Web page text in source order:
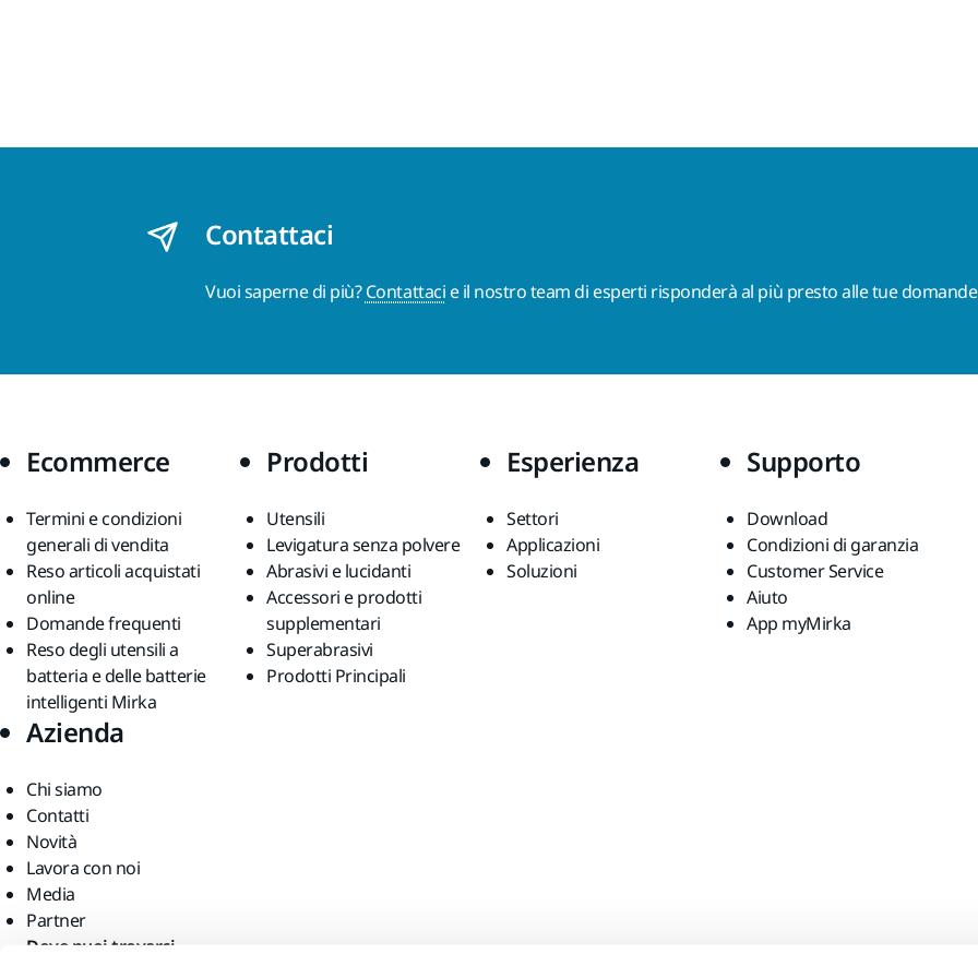
Contattaci
Vuoi saperne di più?Contattaci e il nostro team di esperti risponderà al più presto alle tue
Ecommerce
Termini e condizioni
generali di vendita
Reso articoli acquistati
online
Domande frequenti
Reso degli utensili a
batteria e delle batterie
intelligenti Mirka
Prodotti
Utensili
Levigatura senza polvere
Abrasivi e lucidanti
Accessori e prodotti
supplementari
Superabrasivi
Prodotti Principali
Esperienza
Settori
Applicazioni
Soluzioni
Supporto
Download
Condizioni di garanzia
Customer Service
Aiuto
App myMirka
Azienda
Chi siamo
Contatti
Novità
Lavora con noi
Media
Partner
Dove puoi trovarci